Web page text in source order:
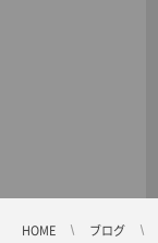
HOME ブログ